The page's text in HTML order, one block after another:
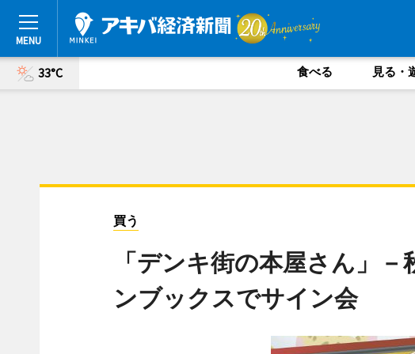
33°C 食べる 見る・
買う
「デンキ街の本屋さん」
ンブックスでサイン会